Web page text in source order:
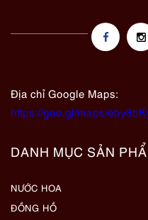
Địa chỉ Google Maps:
https://goo.gl/maps/
DANH MỤC SẢN
NƯỚC HOA
ĐỒNG HỒ